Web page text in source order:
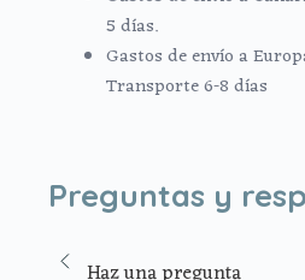
5 días.
Gastos de envío a
Transporte 6-8 días
Preguntas y